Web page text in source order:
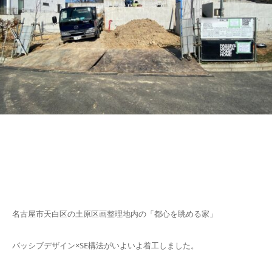
名古屋市天白区の土原区画整理地内の「都心を眺める家」
パッシブデザイン×SE構法がいよいよ着工しました。